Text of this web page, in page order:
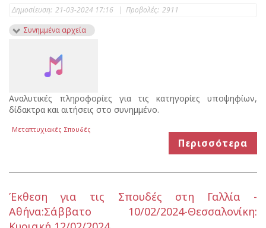
Δημοσίευση: 21-03-2024 17:16 | Προβολές: 2911
Συνημμένα αρχεία
Αναλυτικές πληροφορίες για τις κατηγορίες υποψηφίων,
δίδακτρα και αιτήσεις στο συνημμένο.
Μεταπτυχιακές Σπουδές
Περισσότερα
Έκθεση για τις Σπουδές στη Γαλλία -
Αθήνα:Σάββατο 10/02/2024-Θεσσαλονίκη: